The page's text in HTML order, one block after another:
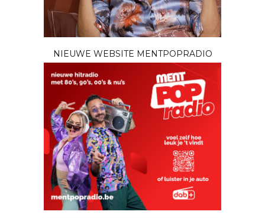
NIEUWE WEBSITE MENTPOPRADIO